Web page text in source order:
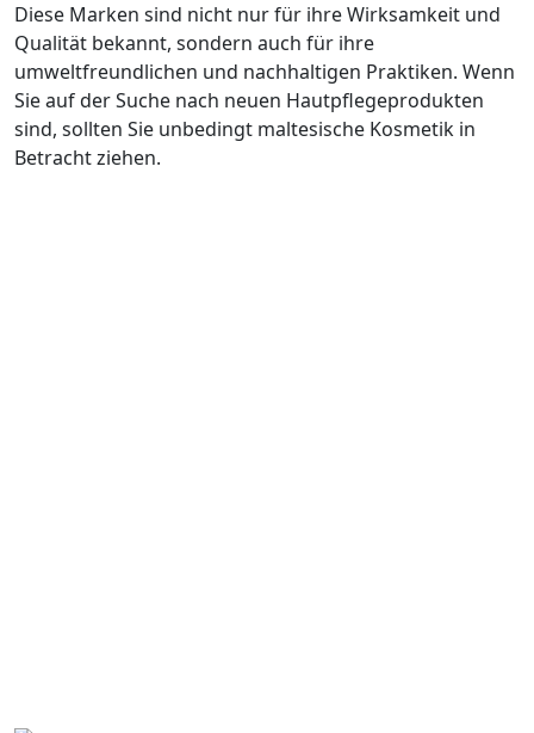
Diese Marken sind nicht nur für ihre Wirksamkeit und
Qualität bekannt, sondern auch für ihre
umweltfreundlichen und nachhaltigen Praktiken. Wenn
Sie auf der Suche nach neuen Hautpflegeprodukten
sind, sollten Sie unbedingt maltesische Kosmetik in
Betracht ziehen.